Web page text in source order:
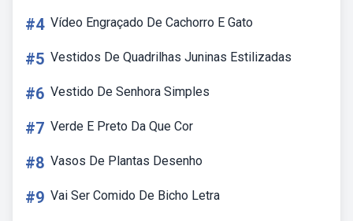
#4 Vídeo Engraçado De Cachorro E Gato
#5 Vestidos De Quadrilhas Juninas Estilizadas
#6 Vestido De Senhora Simples
#7 Verde E Preto Da Que Cor
#8 Vasos De Plantas Desenho
#9 Vai Ser Comido De Bicho Letra